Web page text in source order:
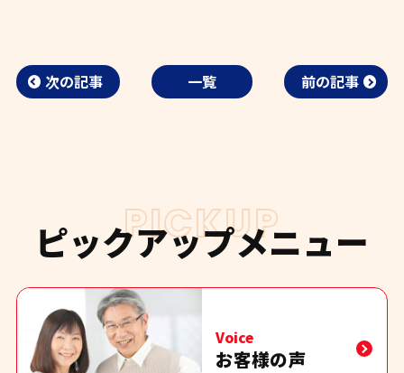
次の記事 一覧 前の記事
PICKUP
ピックアップメニュー
Voice
お客様の声